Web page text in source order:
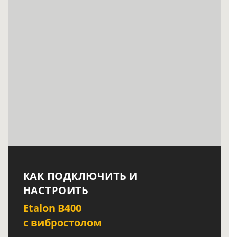
КАК ПОДКЛЮЧИТЬ И
НАСТРОИТЬ
Etalon B400
с вибростолом